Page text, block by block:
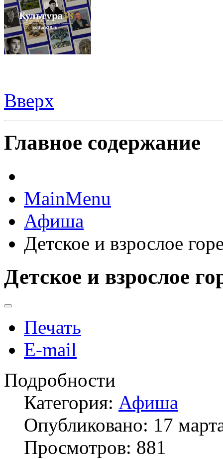
Вверх
Главное содержание
MainMenu
Афиша
Детское и взрослое
Детское и взрослое
Печать
E-mail
Подробности
Категория: Афиша
Опубликовано: 17
Просмотров: 881